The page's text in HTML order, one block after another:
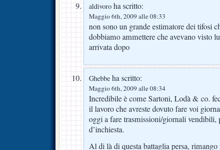
aldivoro ha scritto:
Maggio 6th, 2009 alle 08:33
non sono un grande estimatore dei tifosi
dobbiamo ammettere che avevano visto
arrivata dopo
Ghebbe ha scritto:
Maggio 6th, 2009 alle 08:34
Incredibile è come Sartoni, Lodà & co.
il lavoro che avreste dovuto fare voi
oggi a fare trasmissioni/giornali vendibili,
d’inchiesta.
Al di là di questa battaglia persa,